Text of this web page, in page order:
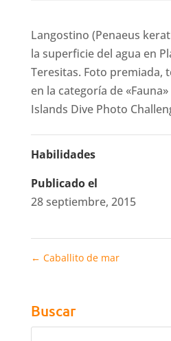
Langostino (Penaeus
la superficie del agua en
Teresitas. Foto premiada,
en la categoría de
Islands Dive Photo
Habilidades
Publicado el
28 septiembre, 2015
← Caballito de mar
Buscar